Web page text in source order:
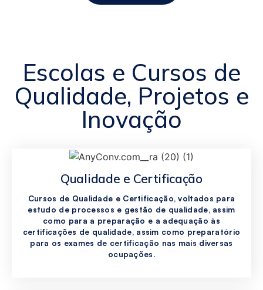
Escolas e Cursos de
Qualidade, Projetos e
Inovação
Qualidade e Certificação
Cursos de Qualidade e Certificação, voltados para
estudo de processos e gestão de qualidade, assim
como para a preparação e a adequação às
certificações de qualidade, assim como preparatório
para os exames de certificação nas mais diversas
ocupações.